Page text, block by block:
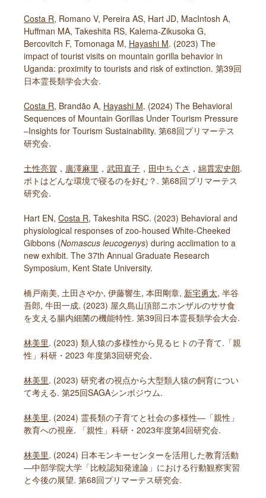
Costa R, Romano V, Pereira AS, Hart JD, MacIntosh A,
Huffman MA, Takeshita RS, Kalema-Zikusoka G,
Bercovitch F, Tomonaga M, Hayashi M. (2023) The
impact of tourist visits on mountain gorilla behavior in
Uganda: proximity to tourists and risk of extinction. 第39回
日本霊長類学会大会.
Costa R, Brandão A, Hayashi M. (2024) The Behavioral
Sequences of Mountain Gorillas Under Tourism Pressure
–Insights for Tourism Sustainability. 第68回プリマーテス
研究会.
土性亮賀 ， 廣澤麻里 ， 武田直子 ， 田中ちぐさ ， 綿貫宏史朗.
ポトはどんな環境で寝るのを好む？. 第68回プリマーテス
研究会.
Hart EN, Costa R, Takeshita RSC. (2023) Behavioral and
physiological responses of zoo-housed White-Cheeked
Gibbons (Nomascus leucogenys) during acclimation to a
new exhibit. The 37th Annual Graduate Research
Symposium, Kent State University.
橋戸南美, 土田さやか, 伊藤響生, 本田剛章, 新宅勇太, 半谷
吾郎, 牛田一成. (2023) 屋久島山頂部ニホンザルのササ食
を支える腸内細菌の機能特性. 第39回日本霊長類学会大会.
林美里. (2023) 類人猿の多様性から見るヒトの子育て.「親
性」科研・2023 年度第3回研究会.
林美里. (2023) 研究者の視点から大型類人猿の飼育につい
て考える. 第25回SAGAシンポジウム.
林美里. (2024) 霊長類の子育てと社会の多様性―「親性」
教育への視座. 「親性」科研・2023年度第4回研究会.
林美里. (2024) 日本モンキーセンターを活用した教育活動
―中部学院大学「比較認知発達論」における行動観察実習
と今後の展望. 第68回プリマーテス研究会.